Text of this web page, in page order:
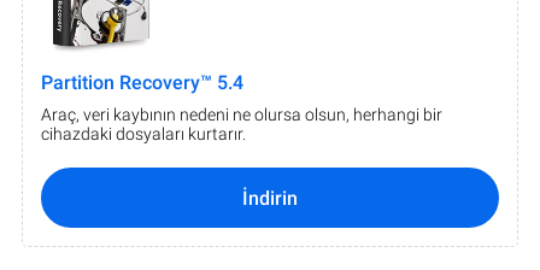
Partition Recovery™ 5.4
Araç, veri kaybının nedeni ne olursa olsun, herhangi bir
cihazdaki dosyaları kurtarır.
İndirin